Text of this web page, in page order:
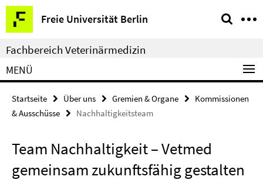
Springe
direkt
zu
Inhalt
Freie Universität Berlin
Service-
Navigation
Fachbereich Veterinärmedizin
MENÜ
Startseite Über uns Gremien & Organe
Kommissionen
& Ausschüsse
Nachhaltigkeitsteam
Team Nachhaltigkeit – Vetmed
gemeinsam zukunftsfähig gestalten